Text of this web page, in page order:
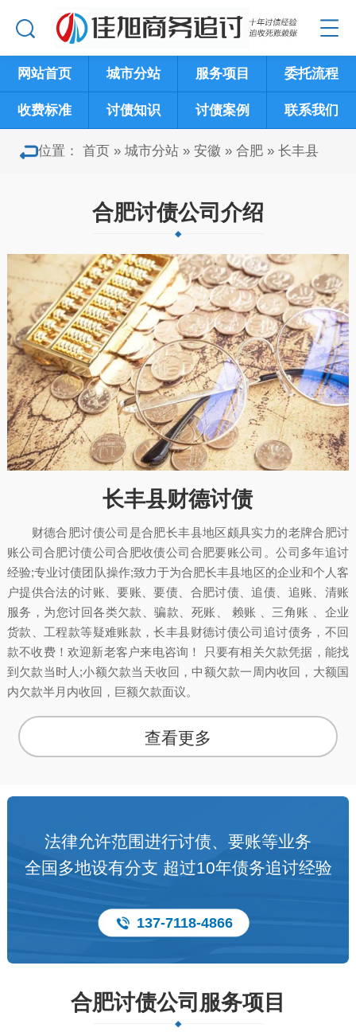
网站首页 城市分站 服务项目 委托流程
收费标准 讨债知识 讨债案例 联系我们
位置： 首页 » 城市分站» 安徽 » 合肥» 长丰县
合肥讨债公司介绍
长丰县财德讨债
财德合肥讨债公司是合肥长丰县地区颇具实力的老牌合肥讨
账公司合肥讨债公司合肥收债公司合肥要账公司。公司多年追讨
经验;专业讨债团队操作;致力于为合肥长丰县地区的企业和个人客
户提供合法的讨账、要账、要债、合肥讨债、追债、追账、清账
服务，为您讨回各类欠款、骗款、死账、 赖账 、三角账 、企业
货款、工程款等疑难账款，长丰县财德讨债公司追讨债务，不回
款不收费！欢迎新老客户来电咨询！ 只要有相关欠款凭据，能找
到欠款当时人;小额欠款当天收回，中额欠款一周内收回，大额国
内欠款半月内收回，巨额欠款面议。
查看更多
法律允许范围进行讨债、要账等业务
全国多地设有分支 超过10年债务追讨经验
137-7118-4866
合肥讨债公司服务项目